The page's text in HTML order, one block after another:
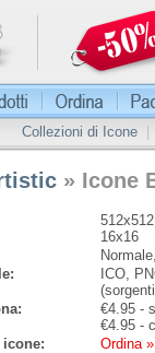
Collezioni di Icone
» Icone
16x16
ICO,
€4.95 -
€4.95 -
Ordina »